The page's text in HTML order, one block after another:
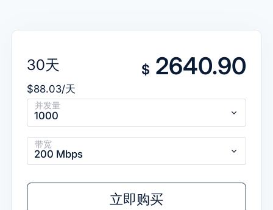
30天
$88.03/天
$ 2640.90
并发量
1000
带宽
200 Mbps
立即购买